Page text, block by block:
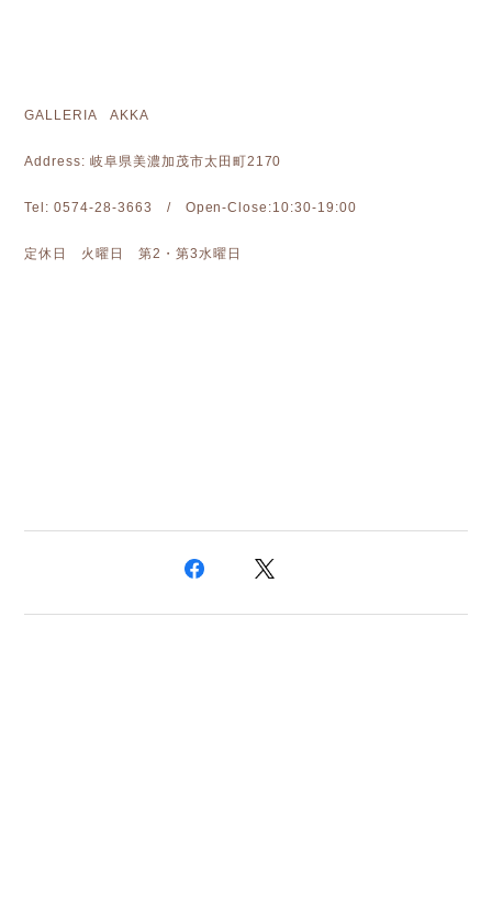
GALLERIA AKKA
Address: 岐阜県美濃加茂市太田町2170
Tel: 0574-28-3663 / Open-Close:10:30-19:00
定休日 火曜日 第2・第3水曜日